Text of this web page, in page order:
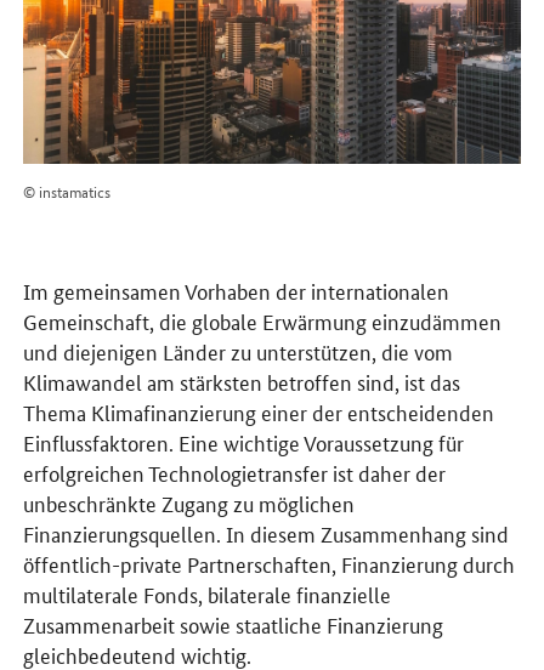
© instamatics
Im gemeinsamen Vorhaben der internationalen
Gemeinschaft, die globale Erwärmung einzudämmen
und diejenigen Länder zu unterstützen, die vom
Klimawandel am stärksten betroffen sind, ist das
Thema Klimafinanzierung einer der entscheidenden
Einflussfaktoren. Eine wichtige Voraussetzung für
erfolgreichen Technologietransfer ist daher der
unbeschränkte Zugang zu möglichen
Finanzierungsquellen. In diesem Zusammenhang sind
öffentlich-private Partnerschaften, Finanzierung durch
multilaterale Fonds, bilaterale finanzielle
Zusammenarbeit sowie staatliche Finanzierung
gleichbedeutend wichtig.